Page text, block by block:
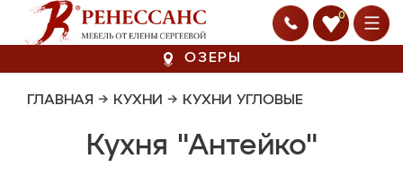
0
ОЗЕРЫ
ГЛАВНАЯ → КУХНИ → КУХНИ УГЛОВЫЕ
Кухня "Антейко"